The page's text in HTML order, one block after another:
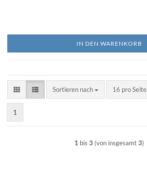
IN DEN WARENKORB
Sortieren nach
Sortieren nach 16 pro Seite
pro Seite
1
1 bis 3 (von insgesamt3)